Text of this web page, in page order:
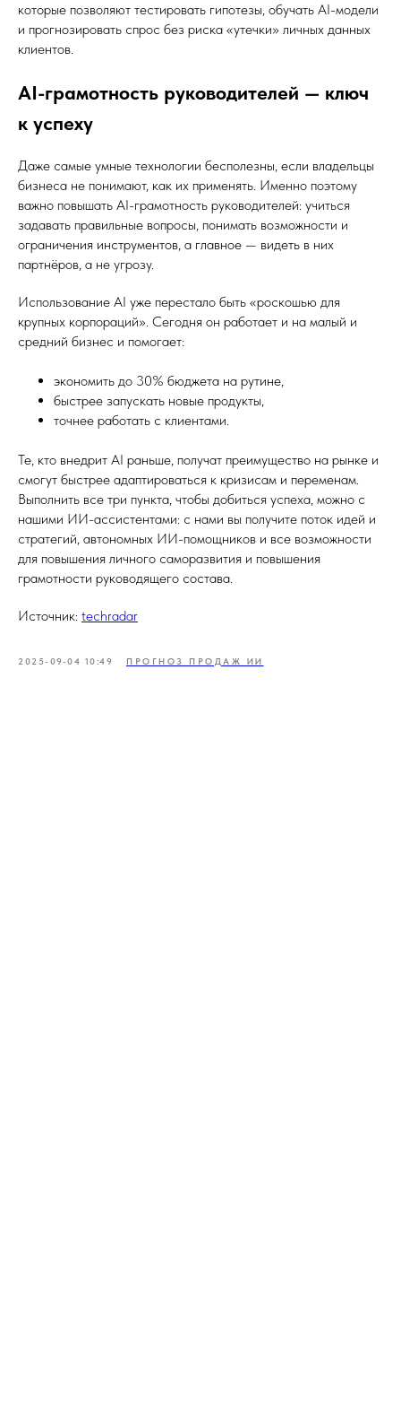
которые позволяют тестировать гипотезы, обучать AI-модели
и прогнозировать спрос без риска «утечки» личных данных
клиентов.
AI-грамотность руководителей — ключ
к успеху
Даже самые умные технологии бесполезны, если владельцы
бизнеса не понимают, как их применять. Именно поэтому
важно повышать AI-грамотность руководителей: учиться
задавать правильные вопросы, понимать возможности и
ограничения инструментов, а главное — видеть в них
партнёров, а не угрозу.
Использование AI уже перестало быть «роскошью для
крупных корпораций». Сегодня он работает и на малый и
средний бизнес и помогает:
экономить до 30% бюджета на рутине,
быстрее запускать новые продукты,
точнее работать с клиентами.
Те, кто внедрит AI раньше, получат преимущество на рынке и
смогут быстрее адаптироваться к кризисам и переменам.
Выполнить все три пункта, чтобы добиться успеха, можно с
нашими ИИ-ассистентами: с нами вы получите поток идей и
стратегий, автономных ИИ-помощников и все возможности
для повышения личного саморазвития и повышения
грамотности руководящего состава.
Источник: techradar
2025-09-04 10:49 ПРОГНОЗ ПРОДАЖ ИИ